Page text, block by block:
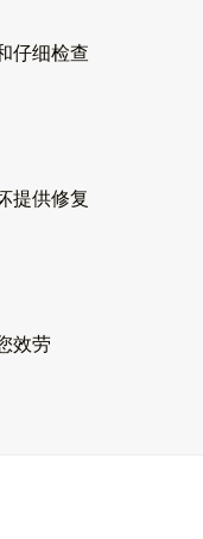
仔细检查
提供修复
效劳